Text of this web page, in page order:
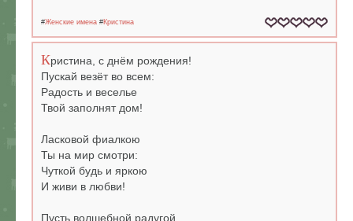
#Женские имена #Кристина
Кристина, с днём рождения!
Пускай везёт во всем:
Радость и веселье
Твой заполнят дом!
Ласковой фиалкою
Ты на мир смотри:
Чуткой будь и яркою
И живи в любви!
Пусть волшебной радугой